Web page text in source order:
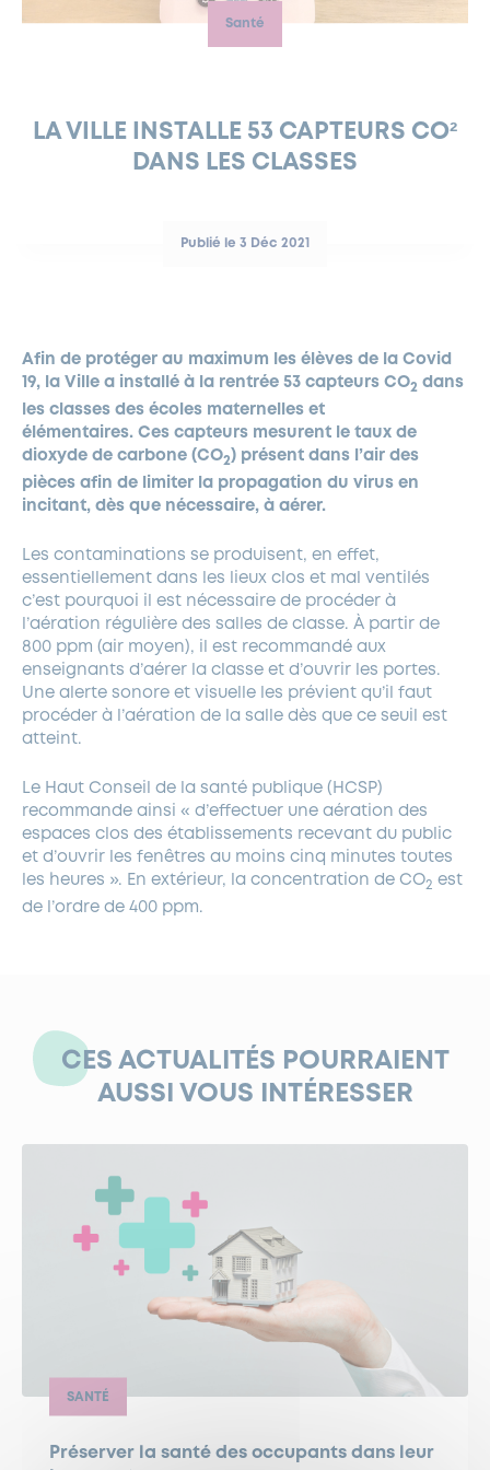
EAU POTABLE ET ASSAINISSEMENT
DÉCLARATION DE CATASTROPHE NATURELLE
LOCATION DE SALLES
INFORMATIONS PRATIQUES
SUBVENTIONS
PANNEAUX D’AFFICHAGE LIBRE
GRÖBENZELL
DÉVELOPPEMENT DURABLE
DEMANDE D’ABATTAGE
GESTION DU PATRIMOINE ARBORÉ
Santé
LA VILLE INSTALLE 53 CAPTEURS CO²
DANS LES CLASSES
Publié le 3 Déc 2021
Afin de protéger au maximum les élèves de la Covid
19, la Ville a installé à la rentrée 53 capteurs CO2 dans
les classes des écoles maternelles et
élémentaires. Ces capteurs mesurent le taux de
dioxyde de carbone (CO2) présent dans l’air des
pièces afin de limiter la propagation du virus en
incitant, dès que nécessaire, à aérer.
Les contaminations se produisent, en effet,
essentiellement dans les lieux clos et mal ventilés
c’est pourquoi il est nécessaire de procéder à
l’aération régulière des salles de classe. À partir de
800 ppm (air moyen), il est recommandé aux
enseignants d’aérer la classe et d’ouvrir les portes.
Une alerte sonore et visuelle les prévient qu’il faut
procéder à l’aération de la salle dès que ce seuil est
atteint.
Le Haut Conseil de la santé publique (HCSP)
recommande ainsi « d’effectuer une aération des
espaces clos des établissements recevant du public
et d’ouvrir les fenêtres au moins cinq minutes toutes
les heures ». En extérieur, la concentration de CO2 est
de l’ordre de 400 ppm.
CES ACTUALITÉS POURRAIENT
AUSSI VOUS INTÉRESSER
SANTÉ
Préserver la santé des occupants dans leur